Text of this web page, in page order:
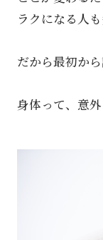
ラクになる人も
だから最初から
身体って、意